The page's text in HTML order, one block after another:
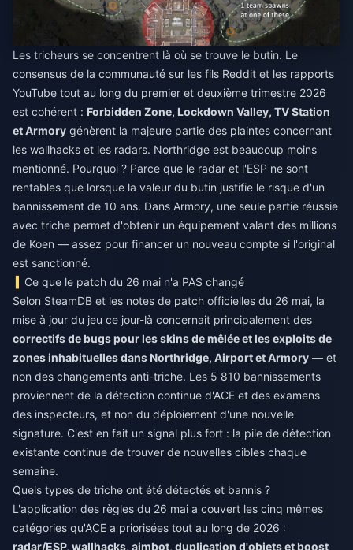
Les tricheurs se concentrent là où se trouve le butin. Le
consensus de la communauté sur les fils Reddit et les rapports
YouTube tout au long du premier et deuxième trimestre 2026
est cohérent : Forbidden Zone, Lockdown Valley, TV Station
et Armory génèrent la majeure partie des plaintes concernant
les wallhacks et les radars. Northridge est beaucoup moins
mentionné. Pourquoi ? Parce que le radar et l'ESP ne sont
rentables que lorsque la valeur du butin justifie le risque d'un
bannissement de 10 ans. Dans Armory, une seule partie réussie
avec triche permet d'obtenir un équipement valant des millions
de Koen — assez pour financer un nouveau compte si l'original
est sanctionné.
Ce que le patch du 26 mai n'a PAS changé
Selon SteamDB et les notes de patch officielles du 26 mai, la
mise à jour du jeu ce jour-là concernait principalement des
correctifs de bugs pour les skins de mêlée et les exploits de
zones inhabituelles dans Northridge, Airport et Armory — et
non des changements anti-triche. Les 5 810 bannissements
proviennent de la détection continue d'ACE et des examens
des inspecteurs, et non du déploiement d'une nouvelle
signature. C'est en fait un signal plus fort : la pile de détection
existante continue de trouver de nouvelles cibles chaque
semaine.
Quels types de triche ont été détectés et bannis ?
L'application des règles du 26 mai a couvert les cinq mêmes
catégories qu'ACE a priorisées tout au long de 2026 :
radar/ESP, wallhacks, aimbot, duplication d'objets et boost